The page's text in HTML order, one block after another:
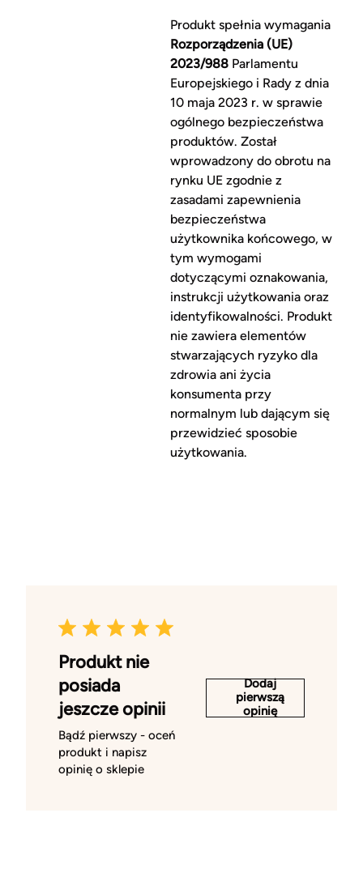
Produkt spełnia wymagania
Rozporządzenia (UE)
2023/988Parlamentu
Europejskiego i Rady z dnia
10 maja 2023 r. w sprawie
ogólnego bezpieczeństwa
produktów. Został
wprowadzony do obrotu na
rynku UE zgodnie z
zasadami zapewnienia
bezpieczeństwa
użytkownika końcowego, w
tym wymogami
dotyczącymi oznakowania,
instrukcji użytkowania oraz
identyfikowalności. Produkt
nie zawiera elementów
stwarzających ryzyko dla
zdrowia ani życia
konsumenta przy
normalnym lub dającym się
przewidzieć sposobie
użytkowania.
Produkt nie
posiada
jeszcze opinii
Bądź pierwszy - oceń
produkt i napisz
opinię o sklepie
Dodaj
pierwszą
opinię